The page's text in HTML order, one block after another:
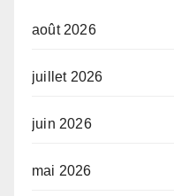
août 2026
juillet 2026
juin 2026
mai 2026